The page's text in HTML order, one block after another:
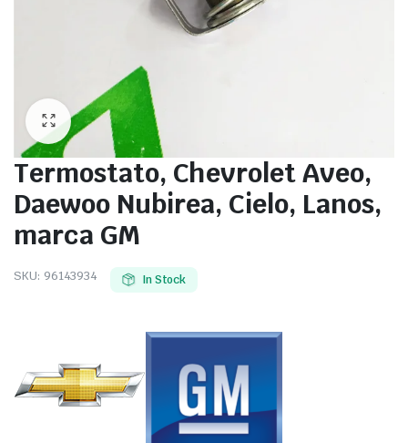
Termostato, Chevrolet Aveo,
Daewoo Nubirea, Cielo, Lanos,
marca GM
SKU: 96143934 In Stock